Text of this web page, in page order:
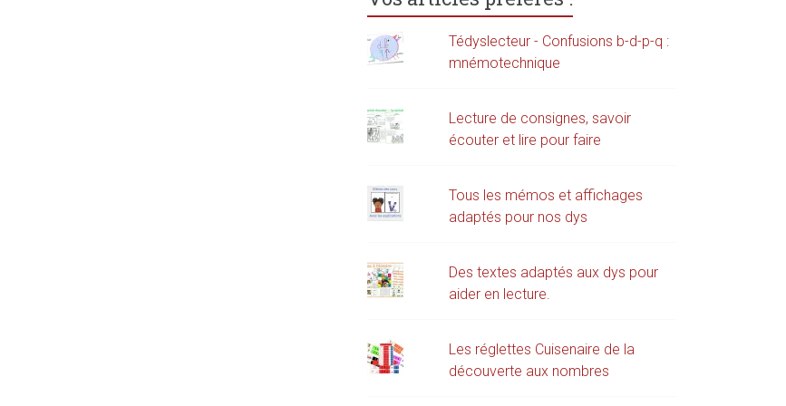
Tédyslecteur - Confusions b-d-p-q :
mnémotechnique
Lecture de consignes, savoir
écouter et lire pour faire
Tous les mémos et affichages
adaptés pour nos dys
Des textes adaptés aux dys pour
aider en lecture.
Les réglettes Cuisenaire de la
découverte aux nombres